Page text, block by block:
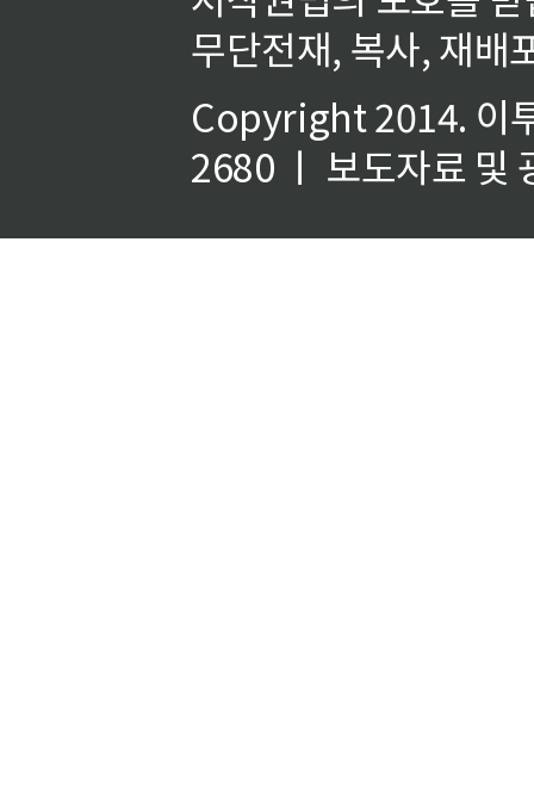
무단전재, 복사, 재배
Copyright 2014. 이
2680 ㅣ 보도자료